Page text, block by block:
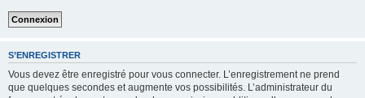
S’ENREGISTRER
Vous devez être enregistré pour vous connecter. L’enregistrement ne prend
que quelques secondes et augmente vos possibilités. L’administrateur du